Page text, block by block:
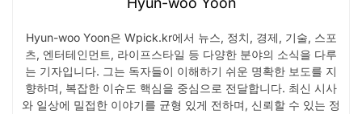
Hyun-woo Yoon은 Wpick.kr에서 뉴스, 정치, 경제, 기술, 스포
츠, 엔터테인먼트, 라이프스타일 등 다양한 분야의 소식을 다루
는 기자입니다. 그는 독자들이 이해하기 쉬운 명확한 보도를 지
향하며, 복잡한 이슈도 핵심을 중심으로 전달합니다. 최신 시사
와 일상에 밀접한 이야기를 균형 있게 전하며, 신뢰할 수 있는 정